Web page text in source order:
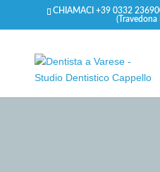
CHIAMACI +39 0332
(Travedona